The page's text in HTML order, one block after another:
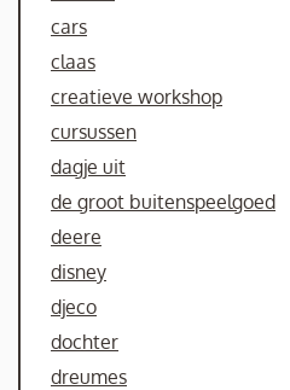
cars
claas
creatieve workshop
cursussen
dagje uit
de groot buitenspeelgoed
deere
disney
djeco
dochter
dreumes